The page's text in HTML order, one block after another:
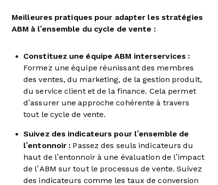
Meilleures pratiques pour adapter les stratégies
ABM à l’ensemble du cycle de vente :
Constituez une équipe ABM interservices :
Formez une équipe réunissant des membres
des ventes, du marketing, de la gestion produit,
du service client et de la finance. Cela permet
d’assurer une approche cohérente à travers
tout le cycle de vente.
Suivez des indicateurs pour l’ensemble de
l’entonnoir : Passez des seuls indicateurs du
haut de l’entonnoir à une évaluation de l’impact
de l’ABM sur tout le processus de vente. Suivez
des indicateurs comme les taux de conversion